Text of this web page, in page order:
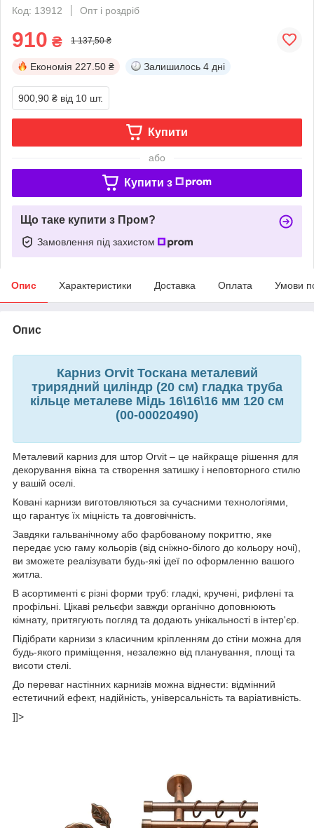
Код: 13912
Опт і роздріб
910 ₴ 1 137,50 ₴
Економія 227.50 ₴ Залишилось 4 дні
900,90 ₴ від 10 шт.
Купити
або
Купити з
Що таке купити з Пром?
Замовлення під захистом
Опис Характеристики Доставка Оплата Умови
Опис
Карниз Orvit Тоскана металевий
трирядний циліндр (20 см) гладка труба
кільце металеве Мідь 16\16\16 мм 120 см
(00-00020490)
Металевий карниз для штор Orvit – це найкраще рішення для
декорування вікна та створення затишку і неповторного стилю
у вашій оселі.
Ковані карнизи виготовляються за сучасними технологіями,
що гарантує їх міцність та довговічність.
Завдяки гальванічному або фарбованому покриттю, яке
передає усю гаму кольорів (від сніжно-білого до кольору ночі),
ви зможете реалізувати будь-які ідеї по оформленню вашого
житла.
В асортименті є різні форми труб: гладкі, кручені, рифлені та
профільні. Цікаві рельєфи завжди органічно доповнюють
кімнату, притягують погляд та додають унікальності в інтер'єр.
Підібрати карнизи з класичним кріпленням до стіни можна для
будь-якого приміщення, незалежно від планування, площі та
висоти стелі.
До переваг настінних карнизів можна віднести: відмінний
естетичний ефект, надійність, універсальність та варіативність.
]]>